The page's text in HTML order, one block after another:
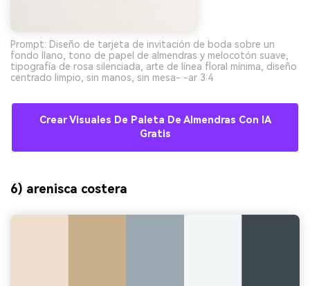
Prompt: Diseño de tarjeta de invitación de boda sobre un
fondo llano, tono de papel de almendras y melocotón suave,
tipografía de rosa silenciada, arte de línea floral mínima, diseño
centrado limpio, sin manos, sin mesa- -ar 3:4
Crear Visuales De Paleta De Almendras Con IA
Gratis
6) arenisca costera